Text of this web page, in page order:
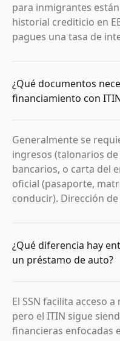
para inmigrantes
historial crediticio en
pagues una tasa de
¿Qué documentos
financiamiento con
Generalmente se
ingresos (talonarios
bancarios, o carta del
oficial (pasaporte,
conducir). Dirección de
¿Qué diferencia hay
un préstamo de auto?
El SSN facilita acceso
pero el ITIN sigue
financieras enfocadas